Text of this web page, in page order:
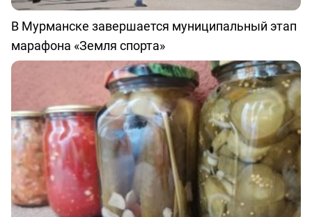
В Мурманске завершается муниципальный этап
марафона «Земля спорта»